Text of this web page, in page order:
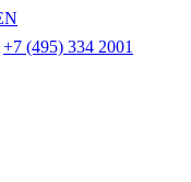
+7 (495) 334 2001